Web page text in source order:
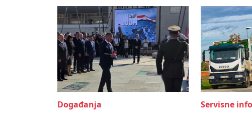
Događanja Servisne